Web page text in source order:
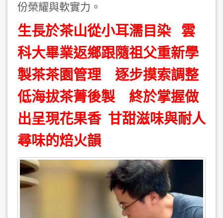
份榮耀與軟實力。
生長於茶山從小耳濡目染 雲
科大畢業返鄉跟隨祖父重新學
製茶茶園管理 逐步摸索調整
低海拔茶菁後製 終於掌握做
出呈現花果香 甘甜滋味與耐人
尋味的焙火韻